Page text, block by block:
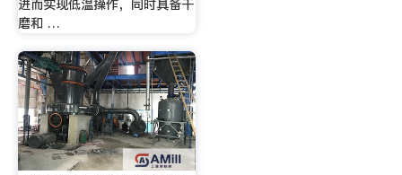
进而实现低温操作，同时具备干
磨和 …